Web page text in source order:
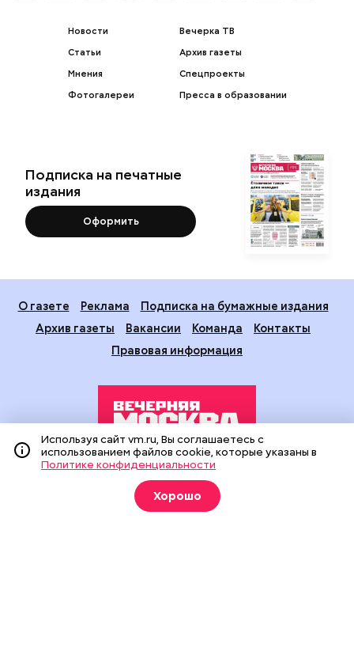
Новости
Статьи
Мнения
Фотогалереи
Вечерка ТВ
Архив газеты
Спецпроекты
Пресса в образовании
Подписка на печатные
издания
Оформить
О газете Реклама
Подписка на бумажные издания
Архив газеты
Вакансии Команда
Контакты
Правовая информация
Издание создано при финансовой поддержке Департамента
средств массовой информации и рекламы города Москвы.
На сайте применяются рекомендательные технологии
(информационные технологии предоставления информации
Используя сайт vm.ru, Вы соглашаетесь с
использованием файлов cookie, которые указаны в
Политике конфиденциальности
Хорошо